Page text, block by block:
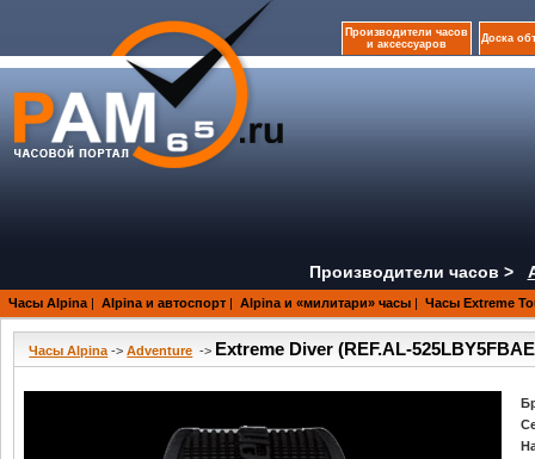
Производители часов
и аксессуаров
Доска
Производители часов >
Часы Alpina | Alpina и автоспорт | Alpina и «милитари» часы | Часы Extreme
Часы Alpina ->Adventure -> Extreme Diver (REF.AL-